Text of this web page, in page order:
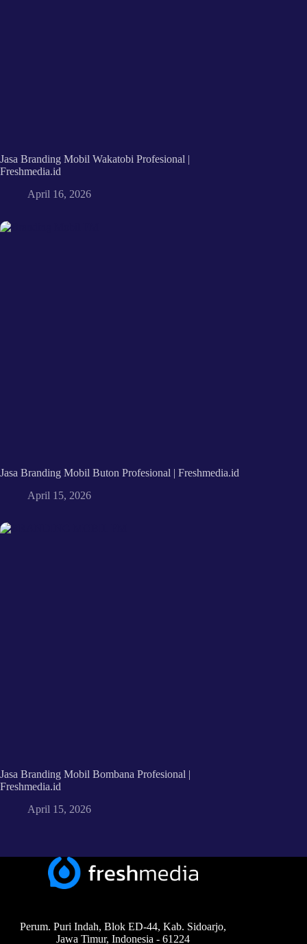
Jasa Branding Mobil Wakatobi Profesional |
Freshmedia.id
April 16, 2026
Jasa Branding Mobil Buton Profesional | Freshmedia.id
April 15, 2026
Jasa Branding Mobil Bombana Profesional |
Freshmedia.id
April 15, 2026
Perum. Puri Indah, Blok ED-44, Kab. Sidoarjo,
Jawa Timur, Indonesia - 61224